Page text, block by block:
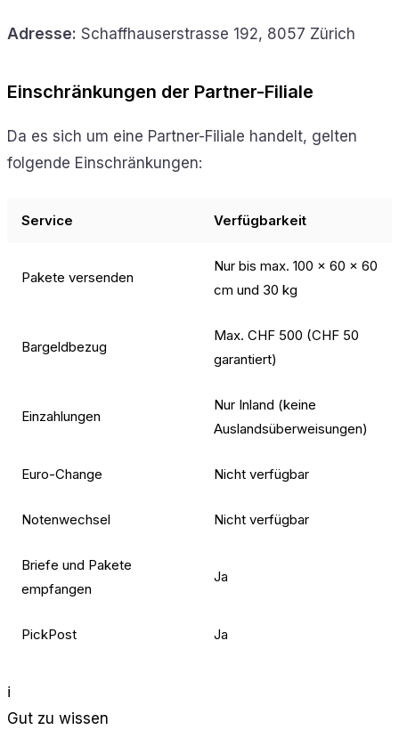
Adresse: Schaffhauserstrasse 192, 8057 Zürich
Einschränkungen der Partner-Filiale
Da es sich um eine Partner-Filiale handelt, gelten
folgende Einschränkungen:
Service Verfügbarkeit
Pakete versenden
Nur bis max. 100 × 60 × 60
cm und 30 kg
Bargeldbezug
Max. CHF 500 (CHF 50
garantiert)
Einzahlungen
Nur Inland (keine
Auslandsüberweisungen)
Euro-Change Nicht verfügbar
Notenwechsel Nicht verfügbar
Briefe und Pakete
empfangen
Ja
PickPost Ja
ℹ️
Gut zu wissen